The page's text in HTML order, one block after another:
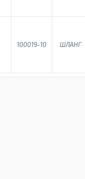
100019-10 ШЛАНГ